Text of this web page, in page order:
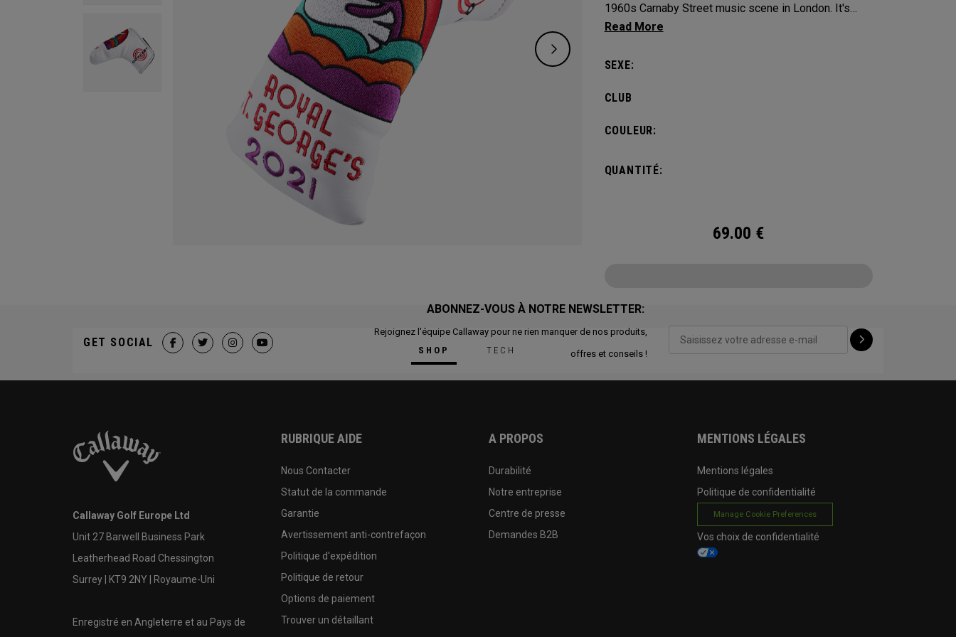
1960s Carnaby Street music scene in London. It's
certain to make an impression across the famous
SEXE:
CLUB
COULEUR:
QUANTITÉ:
69.00 €
SHOP TECH
ABONNEZ-VOUS À NOTRE NEWSLETTER:
Rejoignez l'équipe Callaway pour ne rien manquer de nos produits,
offres et conseils !
GET SOCIAL
Callaway Golf Europe Ltd
Unit 27 Barwell Business Park
Leatherhead Road Chessington
Surrey | KT9 2NY | Royaume-Uni
Enregistré en Angleterre et au Pays de
RUBRIQUE AIDE
Nous Contacter
Statut de la commande
Garantie
Avertissement anti-contrefaçon
Politique d'expédition
Politique de retour
Options de paiement
Trouver un détaillant
A PROPOS
Durabilité
Notre entreprise
Centre de presse
Demandes B2B
MENTIONS LÉGALES
Mentions légales
Politique de confidentialité
Manage Cookie Preferences
Vos choix de confidentialité